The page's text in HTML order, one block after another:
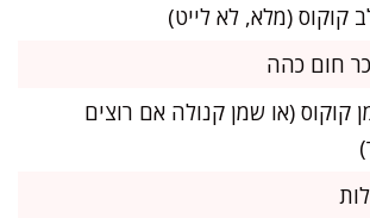
שמן קוקוס (או שמן קנולה אם רוצים